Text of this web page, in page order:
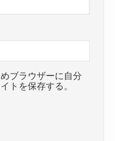
ブラウザーに自分
トを保存する。